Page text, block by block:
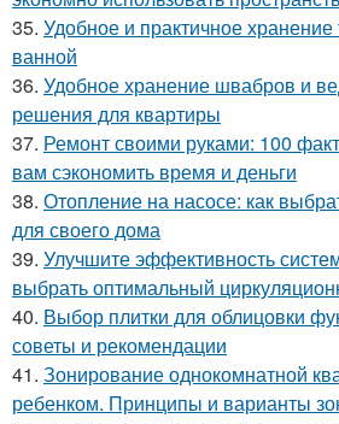
35. Удобное и практичное хранение
ванной
36. Удобное хранение швабров и
решения для квартиры
37. Ремонт своими руками: 100
вам сэкономить время и деньги
38. Отопление на насосе: как
для своего дома
39. Улучшите эффективность
выбрать оптимальный
40. Выбор плитки для облицовки
советы и рекомендации
41. Зонирование однокомнатной
ребенком. Принципы и варианты